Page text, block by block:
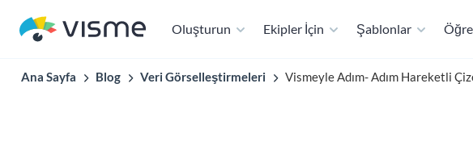
Oluşturun Ekipler İçin Şablonlar
Ana Sayfa Blog Veri Görselleştirmeleri Vismeyle Adım- Adım Hareketli